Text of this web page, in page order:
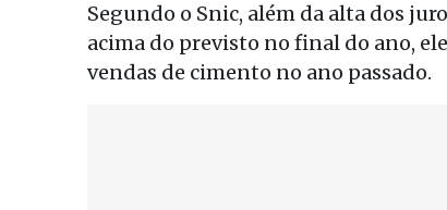
Segundo o Snic, além da alta dos
acima do previsto no final do ano,
vendas de cimento no ano passado.